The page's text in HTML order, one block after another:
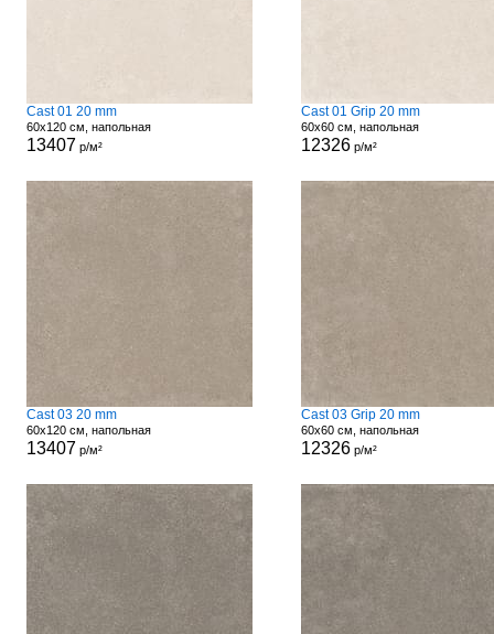
Cast 01 20 mm
60x120 см, напольная
13407 р/м²
Cast 01 Grip 20 mm
60x60 см, напольная
12326р/м²
Cast 03 20 mm
60x120 см, напольная
13407 р/м²
Cast 03 Grip 20 mm
60x60 см, напольная
12326р/м²